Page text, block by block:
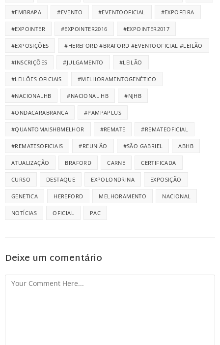
#EMBRAPA #EVENTO #EVENTOOFICIAL #EXPOFEIRA
#EXPOINTER #EXPOINTER2016 #EXPOINTER2017
#EXPOSIÇÕES #HEREFORD #BRAFORD #EVENTOOFICIAL #LEILÃO
#INSCRIÇÕES #JULGAMENTO #LEILÃO
#LEILÕES OFICIAIS #MELHORAMENTOGENÉTICO
#NACIONALHB #NACIONAL HB #NJHB
#ONDACARABRANCA #PAMPAPLUS
#QUANTOMAISHBMELHOR #REMATE #REMATEOFICIAL
#REMATESOFICIAIS #REUNIÃO #SÃO GABRIEL ABHB
ATUALIZAÇÃO BRAFORD CARNE CERTIFICADA
CURSO DESTAQUE EXPOLONDRINA EXPOSIÇÃO
GENETICA HEREFORD MELHORAMENTO NACIONAL
NOTÍCIAS OFICIAL PAC
Deixe um comentário